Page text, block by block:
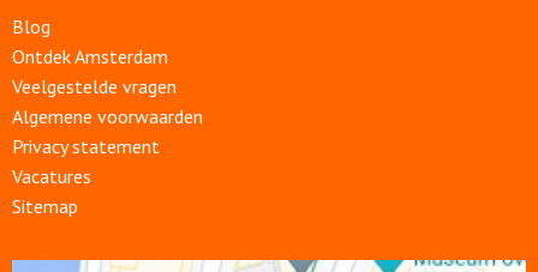
Blog
Ontdek Amsterdam
Veelgestelde vragen
Algemene voorwaarden
Privacy statement
Vacatures
Sitemap